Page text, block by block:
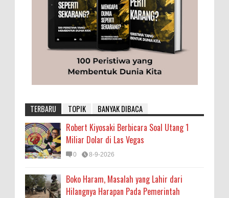
TERBARU TOPIK BANYAK DIBACA
Robert Kiyosaki Berbicara Soal Utang 1
Miliar Dolar di Las Vegas
0 8-9-2026
Boko Haram, Masalah yang Lahir dari
Hilangnya Harapan Pada Pemerintah